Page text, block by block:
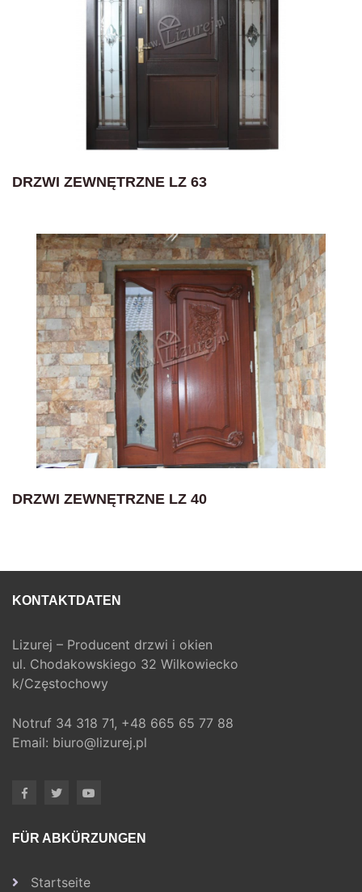
DRZWI ZEWNĘTRZNE LZ 63
DRZWI ZEWNĘTRZNE LZ 40
KONTAKTDATEN
Lizurej – Producent drzwi i okien
ul. Chodakowskiego 32 Wilkowiecko
k/Częstochowy
Notruf 34 318 71, +48 665 65 77 88
Email: biuro@lizurej.pl
FÜR ABKÜRZUNGEN
Startseite